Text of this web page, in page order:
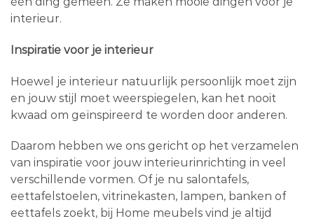
interieur.
Inspiratie voor je interieur
Hoewel je interieur natuurlijk persoonlijk moet zijn
en jouw stijl moet weerspiegelen, kan het nooit
kwaad om geïnspireerd te worden door anderen.
Daarom hebben we ons gericht op het verzamelen
van inspiratie voor jouw interieurinrichting in veel
verschillende vormen. Of je nu salontafels,
eettafelstoelen, vitrinekasten, lampen, banken of
eettafels zoekt, bij Home meubels vind je altijd